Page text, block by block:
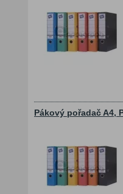
Pákový pořadač A4,